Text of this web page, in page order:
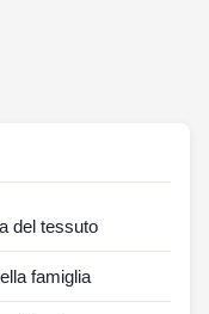
del tessuto
famiglia